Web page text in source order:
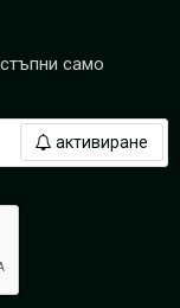
само
активиране